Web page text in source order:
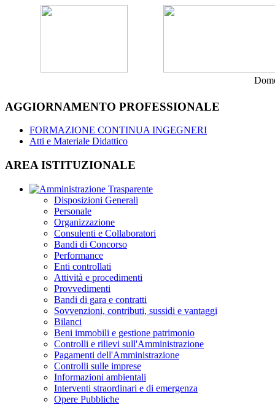
AGGIORNAMENTO PROFESSIONALE
FORMAZIONE CONTINUA INGEGNERI
Atti e Materiale Didattico
AREA ISTITUZIONALE
Disposizioni Generali
Personale
Organizzazione
Consulenti e Collaboratori
Bandi di Concorso
Performance
Enti controllati
Attività e procedimenti
Provvedimenti
Bandi di gara e contratti
Sovvenzioni, contributi, sussidi e vantaggi
Bilanci
Beni immobili e gestione patrimonio
Controlli e rilievi sull'Amministrazione
Pagamenti dell'Amministrazione
Controlli sulle imprese
Informazioni ambientali
Interventi straordinari e di emergenza
Opere Pubbliche